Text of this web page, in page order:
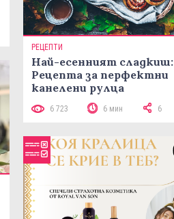
РЕЦЕПТИ
Най-есенният сладкиш:
Рецепта за перфектни
канелени рулца
6 723 6 мин 6